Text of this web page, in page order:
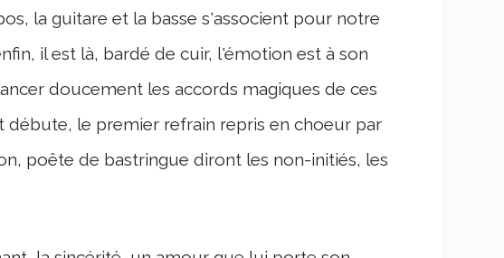
la guitare et la basse s'associent pour notre
il est là, bardé de cuir, l'émotion est à son
doucement les accords magiques de ces
débute, le premier refrain repris en choeur par
poête de bastringue diront les non-initiés, les